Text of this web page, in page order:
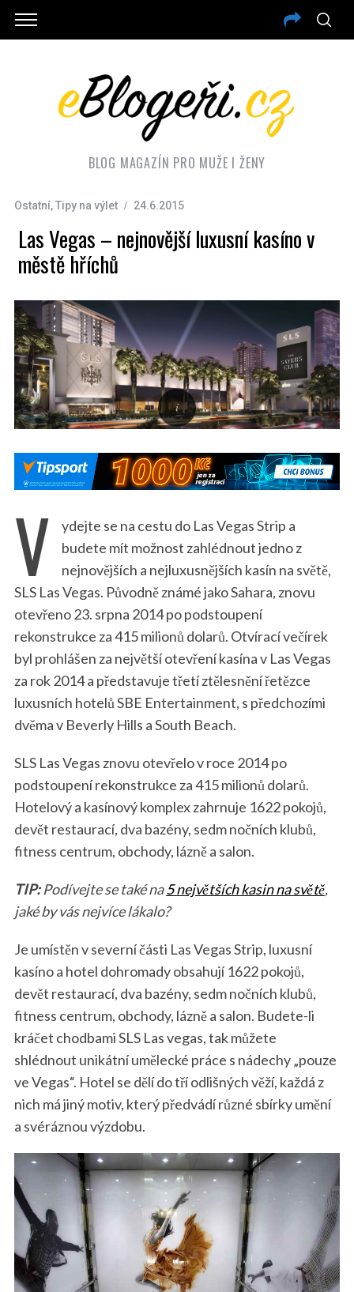
BLOG MAGAZÍN PRO MUŽE I ŽENY
Ostatní,Tipy na výlet 24.6.2015
Las Vegas – nejnovější luxusní kasíno v
městě hříchů
V
ydejte se na cestu do Las Vegas Strip a
budete mít možnost zahlédnout jedno z
nejnovějších a nejluxusnějších kasín na světě,
SLS Las Vegas. Původně známé jako Sahara, znovu
otevřeno 23. srpna 2014 po podstoupení
rekonstrukce za 415 milionů dolarů. Otvírací večírek
byl prohlášen za největší otevření kasína v Las Vegas
za rok 2014 a představuje třetí ztělesnění řetězce
luxusních hotelů SBE Entertainment, s předchozími
dvěma v Beverly Hills a South Beach.
SLS Las Vegas znovu otevřelo v roce 2014 po
podstoupení rekonstrukce za 415 milionů dolarů.
Hotelový a kasínový komplex zahrnuje 1622 pokojů,
devět restaurací, dva bazény, sedm nočních klubů,
fitness centrum, obchody, lázně a salon.
TIP:Podívejte se také na5 největších kasin na světě,
jaké by vás nejvíce lákalo?
Je umístěn v severní části Las Vegas Strip, luxusní
kasíno a hotel dohromady obsahují 1622 pokojů,
devět restaurací, dva bazény, sedm nočních klubů,
fitness centrum, obchody, lázně a salon. Budete-li
kráčet chodbami SLS Las vegas, tak můžete
shlédnout unikátní umělecké práce s nádechy „pouze
ve Vegas“. Hotel se dělí do tří odlišných věží, každá z
nich má jiný motiv, který předvádí různé sbírky umění
a svéráznou výzdobu.